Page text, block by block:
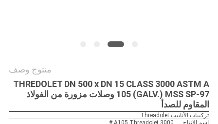
منتوج وصف
THREDOLET DN 500 x DN 15 CLASS 3000 ASTM A
105 (GALV.) MSS SP-97 وصلات مزورة من الفولاذ
المقاوم للصدأ
تركيبات الأنابيب Threadolet